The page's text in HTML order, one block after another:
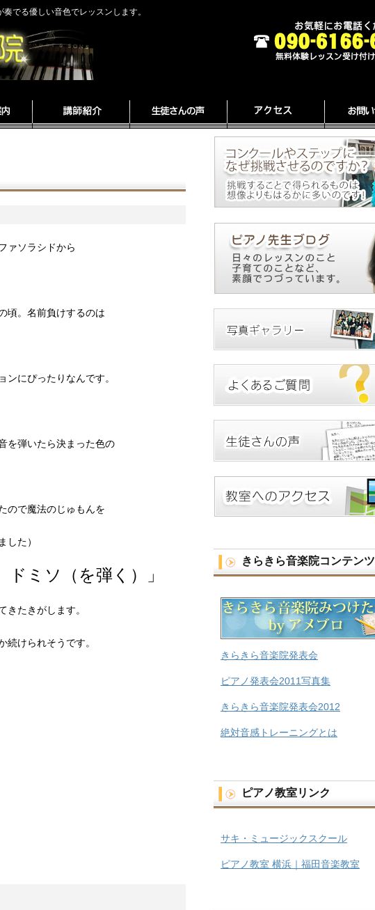
でる優しい音色でレッスンします。
ァソラシドから
頃。名前負けするのは
にぴったりなんです。
を弾いたら決まった色の
ので魔法のじゅもんを
した）
ソ（を弾く）」
たきがします。
けられそうです。
きらきら音楽院コンテンツ
きらきら音楽院発表会
ピアノ発表会2011写真集
きらきら音楽院発表会2012
絶対音感トレーニングとは
ピアノ教室リンク
サキ・ミュージックスクール
ピアノ教室 横浜｜福田音楽教室